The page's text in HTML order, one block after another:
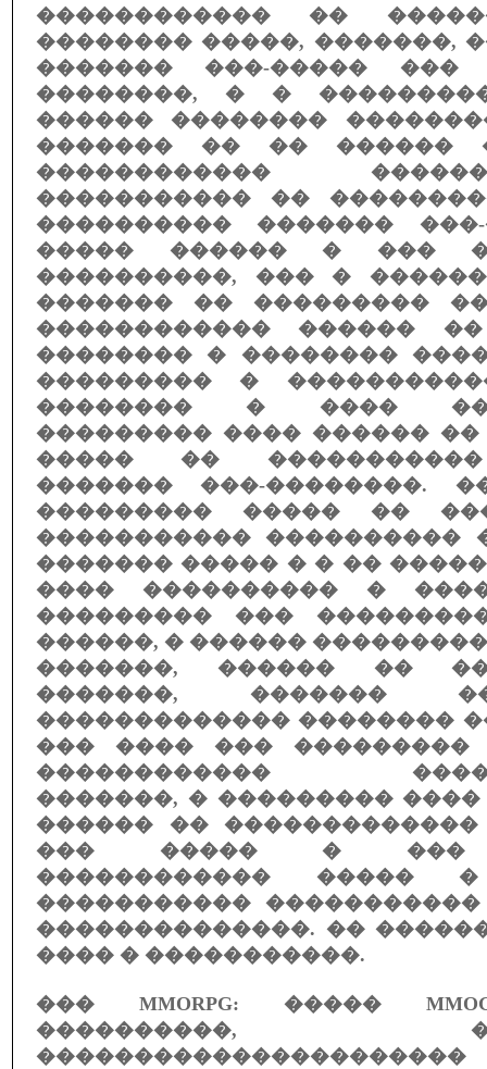
������������ ��
�������� �����, �������,
������� ���-����� ���
��������, � �
������ ��������
������� �� �� ������
������������
����������� ��
���������� �������
����� ������ � ���
����������, ��� �
������� �� ���������
������������ ������
�������� � ��������
��������� �
�������� � ����
��������� ���� ������
����� ��
������� ���-��������.
��������� ����� ��
����������� ����������
������� ����� � � ��
���� ���������� �
��������� ���
������, � ������
�������, ������ ��
�������, �������
������������� ��������
��� ���� ��� ���������
������������
�������, � ���������
������ ��
��� ����� � ���
������������ �����
�����������
��������������. ��
���� � �����������.
��� MMORPG: �����
����������,